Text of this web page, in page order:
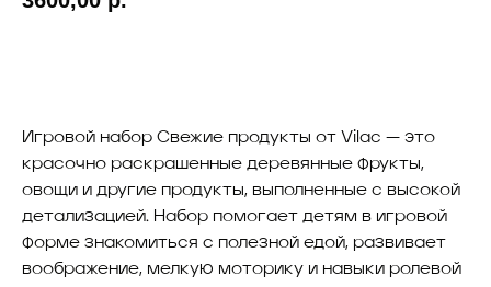
Игровой набор Свежие продукты от Vilac — это
красочно раскрашенные деревянные фрукты,
овощи и другие продукты, выполненные с высокой
детализацией. Набор помогает детям в игровой
форме знакомиться с полезной едой, развивает
воображение, мелкую моторику и навыки ролевой